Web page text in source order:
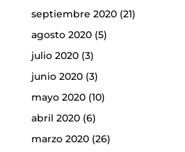
septiembre 2020(21)
agosto 2020(5)
julio 2020(3)
junio 2020(3)
mayo 2020(10)
abril 2020(6)
marzo 2020(26)